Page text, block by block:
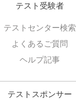
テスト受験者
テストセンター検索
よくあるご質問
ヘルプ記事
テストスポンサー